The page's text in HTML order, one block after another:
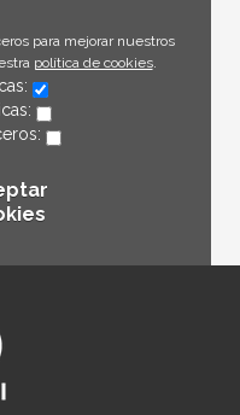
para mejorar nuestros
política de cookies.